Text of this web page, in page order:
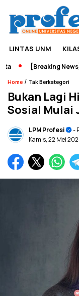
LINTAS UNM
[Breaking News]
Home / Tak Berkategori
Bukan Lagi
Sosial Mulai
LPM Profesi
-
Kamis, 22 Mei